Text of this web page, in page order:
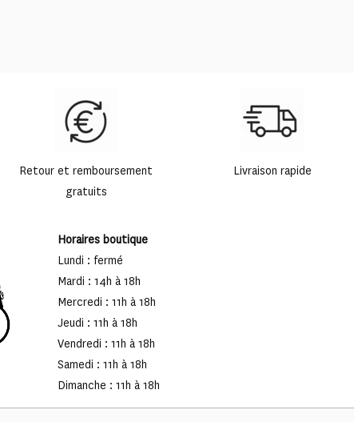
Retour et remboursement
gratuits
Livraison rapide
Horaires boutique
Lundi : fermé
Mardi : 14h à 18h
Mercredi : 11h à 18h
Jeudi : 11h à 18h
Vendredi : 11h à 18h
Samedi : 11h à 18h
Dimanche : 11h à 18h